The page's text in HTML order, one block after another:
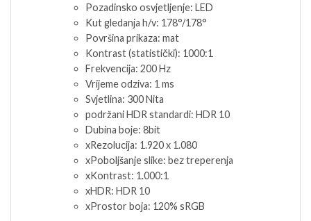
Pozadinsko osvjetljenje: LED
Kut gledanja h/v: 178°/178°
Površina prikaza: mat
Kontrast (statistički): 1000:1
Frekvencija: 200 Hz
Vrijeme odziva: 1 ms
Svjetlina: 300 Nita
podržani HDR standardi: HDR 10
Dubina boje: 8bit
xRezolucija: 1.920 x 1.080
xPoboljšanje slike: bez treperenja
xKontrast: 1.000:1
xHDR: HDR 10
xProstor boja: 120% sRGB